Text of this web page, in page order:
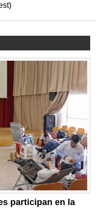
participan en la